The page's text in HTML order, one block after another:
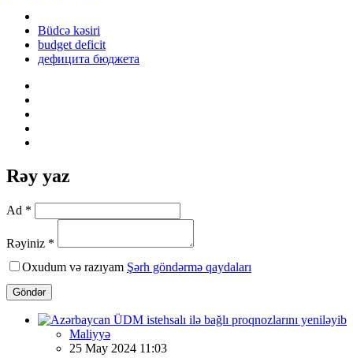
Büdcə kəsiri
budget deficit
дефицита бюджета
Rəy yaz
Ad *
Rəyiniz *
Oxudum və razıyam Şərh göndərmə qaydaları
Göndər
Maliyyə
25 May 2024 11:03